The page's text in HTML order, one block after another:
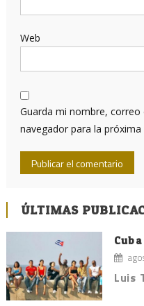
Web
Guarda mi nombre,
navegador para la
ÚLTIMAS
Luis